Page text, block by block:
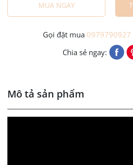
MUA NGAY
Gọi đặt mua 0979790927
Chia sẻ ngay:
Mô tả sản phẩm